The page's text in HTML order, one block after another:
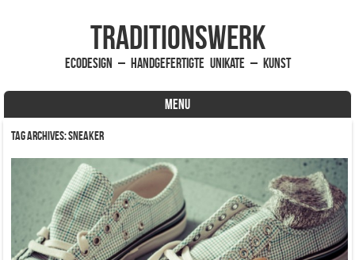
traditionsWerk
EcoDesign – handgefertigte Unikate – Kunst
MENU
Skip to content
Tag Archives:Sneaker